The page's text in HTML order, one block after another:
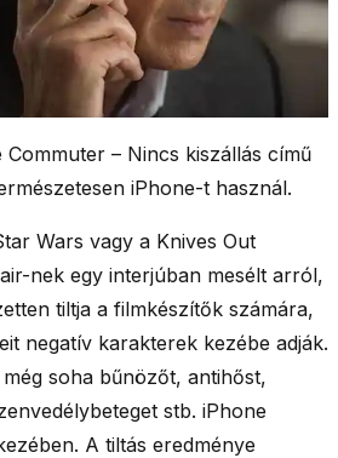
Commuter – Nincs kiszállás című
iPhone-t használ.
Wars vagy a Knives Out
nek egy interjúban mesélt arról,
tiltja a filmkészítők számára,
negatív karakterek kezébe adják.
soha bűnözőt, antihőst,
stb. iPhone
A tiltás eredménye